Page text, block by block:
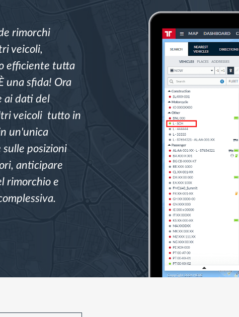
rimorchi
veicoli,
efficiente tutta
una sfida! Ora
ai dati del
veicoli tutto in
un'unica
posizioni
anticipare
rimorchio e